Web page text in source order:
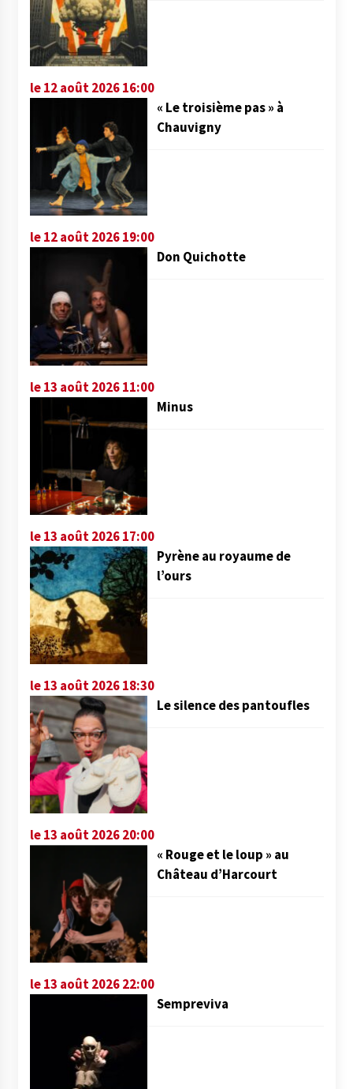
le 12 août 2026 16:00
« Le troisième pas » à
Chauvigny
le 12 août 2026 19:00
Don Quichotte
le 13 août 2026 11:00
Minus
le 13 août 2026 17:00
Pyrène au royaume de
l’ours
le 13 août 2026 18:30
Le silence des pantoufles
le 13 août 2026 20:00
« Rouge et le loup » au
Château d’Harcourt
le 13 août 2026 22:00
Sempreviva